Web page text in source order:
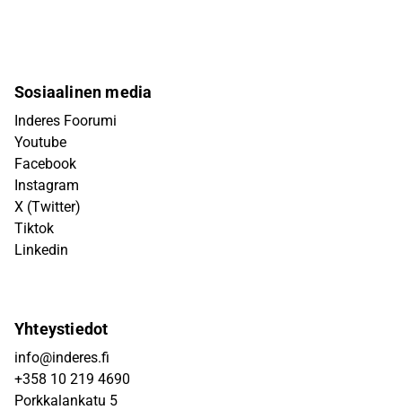
Sosiaalinen media
Inderes Foorumi
Youtube
Facebook
Instagram
X (Twitter)
Tiktok
Linkedin
Yhteystiedot
info@inderes.fi
+358 10 219 4690
Porkkalankatu 5